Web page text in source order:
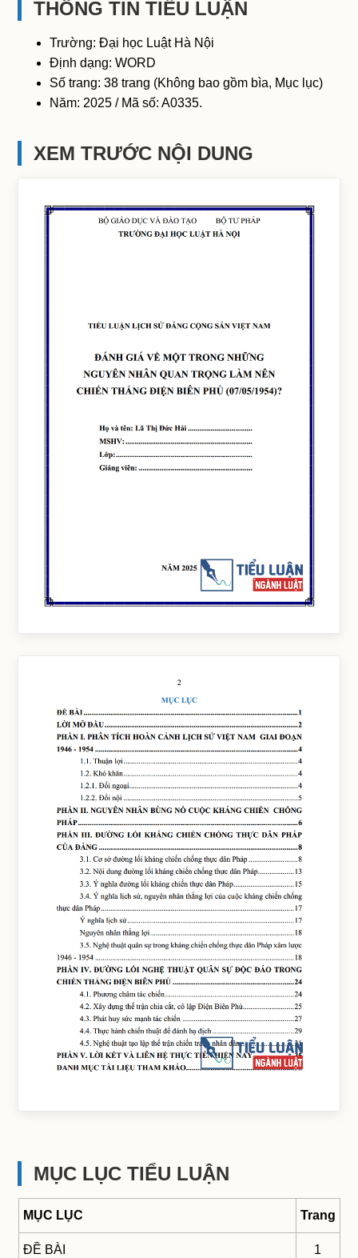
THÔNG TIN TIỂU LUẬN
Trường: Đại học Luật Hà Nội
Định dạng: WORD
Số trang: 38 trang (Không bao gồm bìa, Mục lục)
Năm: 2025 / Mã số: A0335.
XEM TRƯỚC NỘI DUNG
MỤC LỤC TIỂU LUẬN
MỤC LỤC Trang
ĐỀ BÀI 1